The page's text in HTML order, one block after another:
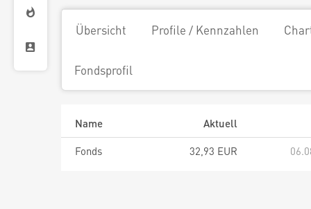
Übersicht Profile / Kennzahlen
Fondsprofil
Name
Aktuell
Fonds
32,93 EUR